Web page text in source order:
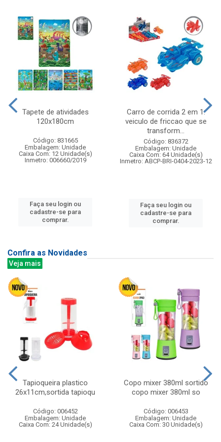
Tapete de atividades
120x180cm
Código: 831665
Embalagem: Unidade
Caixa Com: 12 Unidade(s)
Inmetro: 006660/2019
Faça seu login ou
cadastre-se para
comprar.
Carro de corrida 2 em 1:
veiculo de friccao que se
transform...
Código: 836372
Embalagem: Unidade
Caixa Com: 64 Unidade(s)
Inmetro: ABCP-BRI-0404-2023-12
Faça seu login ou
cadastre-se para
comprar.
Confira as Novidades
Veja mais
Tapioqueira plastico
26x11cm,sortida tapioqu
Código: 006452
Embalagem: Unidade
Caixa Com: 24 Unidade(s)
Copo mixer 380ml sortido
copo mixer 380ml so
Código: 006453
Embalagem: Unidade
Caixa Com: 30 Unidade(s)